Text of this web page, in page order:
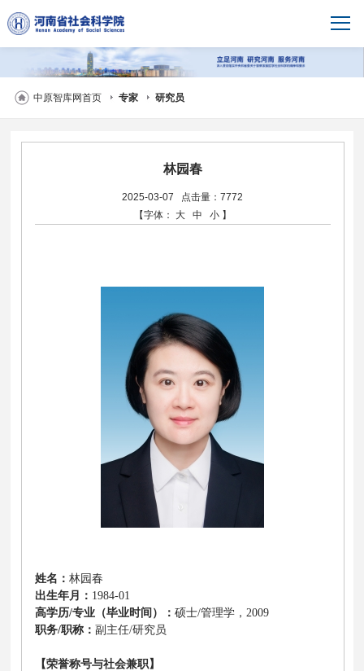
中原智库网首页 专家 研究员
林园春
2025-03-07
点击量：7772
【字体：
大 中 小 】
姓名： 林园春
出生年月： 1984-01
高学历/专业（毕业时间 ） ： 硕士/管理学，2009
职务/职称： 副主任/研究员
【荣誉称号与社会兼职】